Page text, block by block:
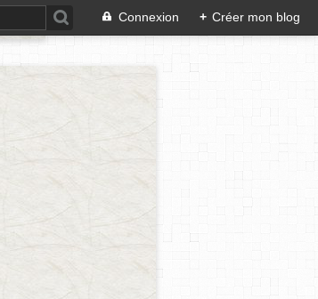
Connexion + Créer mon blog